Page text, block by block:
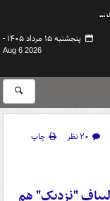
پنجشنبه ۱۵ مرداد ۱۴۰۵ -
Aug 6 2026
۲۰ نظر
چاپ
"نزدیک" هم